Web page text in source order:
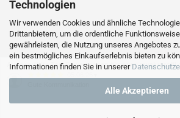
Technologien
Wir verwenden Cookies und ähnliche
Drittanbietern, um die ordentliche
gewährleisten, die Nutzung unseres Angebotes
ein bestmögliches Einkaufserlebnis bieten zu
Informationen finden Sie in unserer
Alle Akzeptieren
Alle Preise sind inkl. MwSt., zzgl.
myaluprofil – Willkommen bei
Webshop erstellenmit
Ausgewählte Top-Bewertungen für